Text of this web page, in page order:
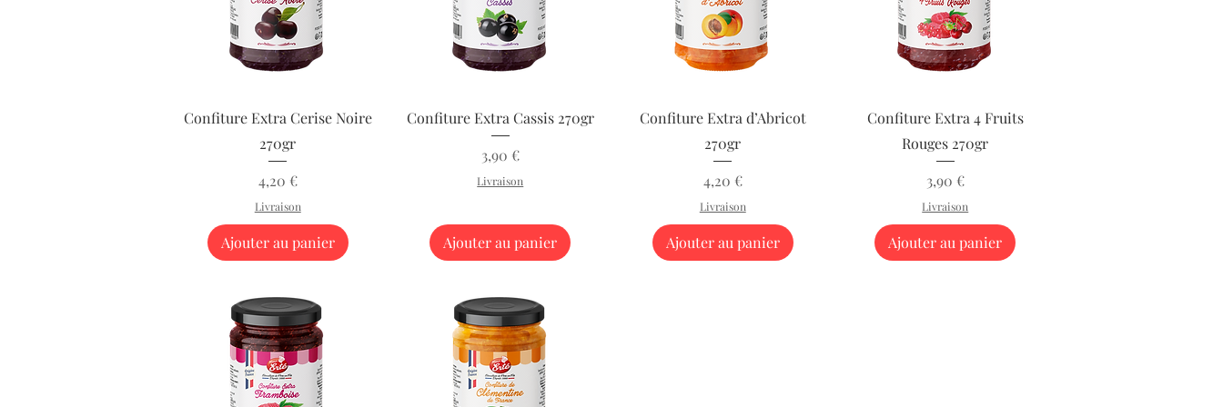
Aperçu rapide
Confiture Extra Cerise Noire
270gr
Prix
4,20 €
Livraison
Ajouter au panier
Aperçu rapide
Confiture Extra Cassis 270gr
Prix
3,90 €
Livraison
Ajouter au panier
Aperçu rapide
Confiture Extra d’Abricot
270gr
Prix
4,20 €
Livraison
Ajouter au panier
Aperçu rapide
Confiture Extra 4 Fruits
Rouges 270gr
Prix
3,90 €
Livraison
Ajouter au panier